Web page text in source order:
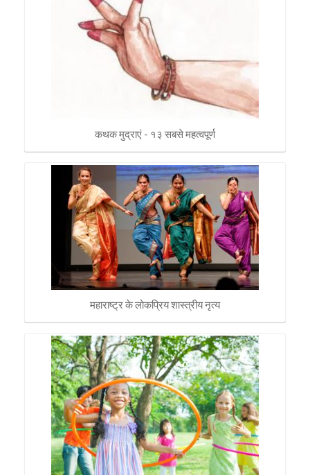
कथक मुद्राएं - १३ सबसे महत्वपूर्ण
महाराष्ट्र के लोकप्रिय शास्त्रीय नृत्य